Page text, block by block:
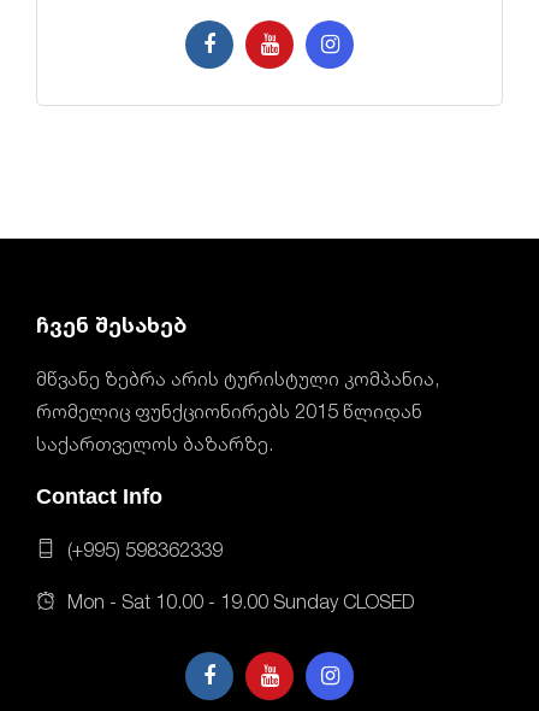
ჩვენ შესახებ
მწვანე ზებრა არის ტურისტული კომპანია,
რომელიც ფუნქციონირებს 2015 წლიდან
საქართველოს ბაზარზე.
Contact Info
(+995) 598362339
Mon - Sat 10.00 - 19.00 Sunday CLOSED